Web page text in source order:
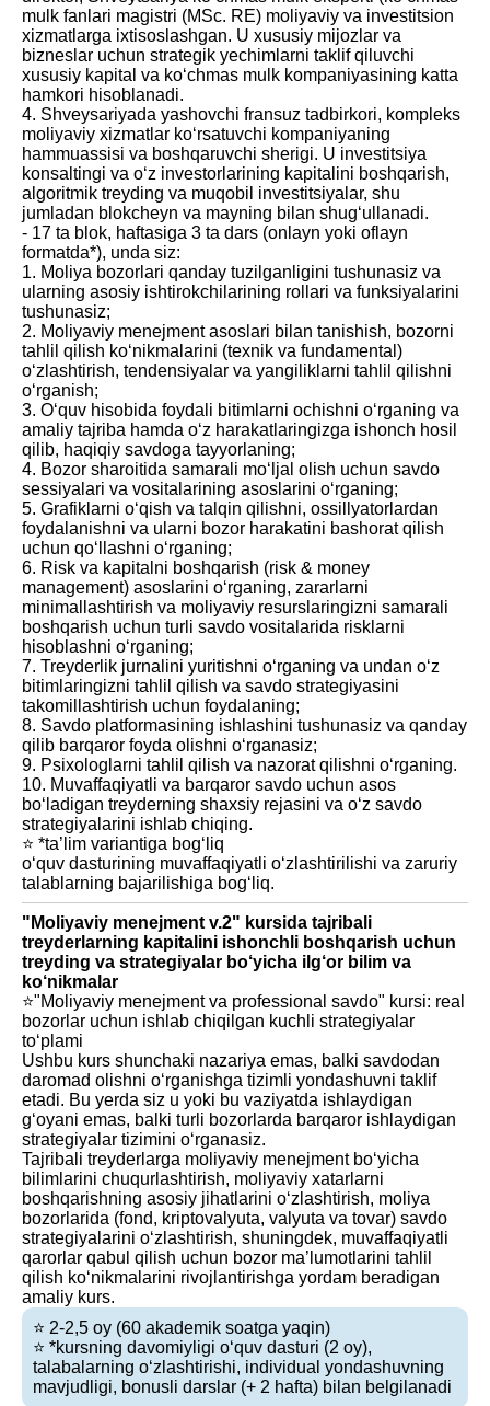
mulk fanlari magistri (MSc. RE) moliyaviy va investitsion
xizmatlarga ixtisoslashgan. U xususiy mijozlar va
bizneslar uchun strategik yechimlarni taklif qiluvchi
xususiy kapital va ko‘chmas mulk kompaniyasining katta
hamkori hisoblanadi.
4. Shveysariyada yashovchi fransuz tadbirkori, kompleks
moliyaviy xizmatlar ko‘rsatuvchi kompaniyaning
hammuassisi va boshqaruvchi sherigi. U investitsiya
konsaltingi va o‘z investorlarining kapitalini boshqarish,
algoritmik treyding va muqobil investitsiyalar, shu
jumladan blokcheyn va mayning bilan shug‘ullanadi.
- 17 ta blok, haftasiga 3 ta dars (onlayn yoki oflayn
formatda*), unda siz:
1. Moliya bozorlari qanday tuzilganligini tushunasiz va
ularning asosiy ishtirokchilarining rollari va funksiyalarini
tushunasiz;
2. Moliyaviy menejment asoslari bilan tanishish, bozorni
tahlil qilish ko‘nikmalarini (texnik va fundamental)
o‘zlashtirish, tendensiyalar va yangiliklarni tahlil qilishni
o‘rganish;
3. O‘quv hisobida foydali bitimlarni ochishni o‘rganing va
amaliy tajriba hamda o‘z harakatlaringizga ishonch hosil
qilib, haqiqiy savdoga tayyorlaning;
4. Bozor sharoitida samarali mo‘ljal olish uchun savdo
sessiyalari va vositalarining asoslarini o‘rganing;
5. Grafiklarni o‘qish va talqin qilishni, ossillyatorlardan
foydalanishni va ularni bozor harakatini bashorat qilish
uchun qo‘llashni o‘rganing;
6. Risk va kapitalni boshqarish (risk & money
management) asoslarini o‘rganing, zararlarni
minimallashtirish va moliyaviy resurslaringizni samarali
boshqarish uchun turli savdo vositalarida risklarni
hisoblashni o‘rganing;
7. Treyderlik jurnalini yuritishni o‘rganing va undan o‘z
bitimlaringizni tahlil qilish va savdo strategiyasini
takomillashtirish uchun foydalaning;
8. Savdo platformasining ishlashini tushunasiz va qanday
qilib barqaror foyda olishni o‘rganasiz;
9. Psixologlarni tahlil qilish va nazorat qilishni o‘rganing.
10. Muvaffaqiyatli va barqaror savdo uchun asos
bo‘ladigan treyderning shaxsiy rejasini va o‘z savdo
strategiyalarini ishlab chiqing.
⭐️ *ta’lim variantiga bog‘liq
o‘quv dasturining muvaffaqiyatli o‘zlashtirilishi va zaruriy
talablarning bajarilishiga bog‘liq.
"Moliyaviy menejment v.2" kursida tajribali
treyderlarning kapitalini ishonchli boshqarish uchun
treyding va strategiyalar bo‘yicha ilg‘or bilim va
ko‘nikmalar
⭐️"Moliyaviy menejment va professional savdo" kursi: real
bozorlar uchun ishlab chiqilgan kuchli strategiyalar
to‘plami
Ushbu kurs shunchaki nazariya emas, balki savdodan
daromad olishni o‘rganishga tizimli yondashuvni taklif
etadi. Bu yerda siz u yoki bu vaziyatda ishlaydigan
g‘oyani emas, balki turli bozorlarda barqaror ishlaydigan
strategiyalar tizimini o‘rganasiz.
Tajribali treyderlarga moliyaviy menejment bo‘yicha
bilimlarini chuqurlashtirish, moliyaviy xatarlarni
boshqarishning asosiy jihatlarini o‘zlashtirish, moliya
bozorlarida (fond, kriptovalyuta, valyuta va tovar) savdo
strategiyalarini o‘zlashtirish, shuningdek, muvaffaqiyatli
qarorlar qabul qilish uchun bozor ma’lumotlarini tahlil
qilish ko‘nikmalarini rivojlantirishga yordam beradigan
amaliy kurs.
⭐️ 2-2,5 oy (60 akademik soatga yaqin)
⭐️ *kursning davomiyligi o‘quv dasturi (2 oy),
talabalarning o‘zlashtirishi, individual yondashuvning
mavjudligi, bonusli darslar (+ 2 hafta) bilan belgilanadi